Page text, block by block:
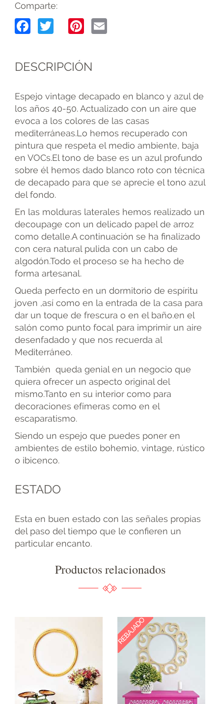
Comparte:
Facebook
TwitterPinterest
DESCRIPCIÓN
Espejo vintage decapado en blanco y azul de
los años 40-50. Actualizado con un aire que
evoca a los colores de las casas
mediterráneas.Lo hemos recuperado con
pintura que respeta el medio ambiente, baja
en VOCs.El tono de base es un azul profundo
sobre él hemos dado blanco roto con técnica
de decapado para que se aprecie el tono azul
del fondo.
En las molduras laterales hemos realizado un
decoupage con un delicado papel de arroz
como detalle.A continuación se ha finalizado
con cera natural pulida con un cabo de
algodón.Todo el proceso se ha hecho de
forma artesanal.
Queda perfecto en un dormitorio de espíritu
joven ,así como en la entrada de la casa para
dar un toque de frescura o en el baño.en el
salón como punto focal para imprimir un aire
desenfadado y que nos recuerda al
Mediterráneo.
También queda genial en un negocio que
quiera ofrecer un aspecto original del
mismo.Tanto en su interior como para
decoraciones efímeras como en el
escaparatismo.
Siendo un espejo que puedes poner en
ambientes de estilo bohemio, vintage, rústico
o ibicenco.
ESTADO
Esta en buen estado con las señales propias
del paso del tiempo que le confieren un
particular encanto.
Productos relacionados